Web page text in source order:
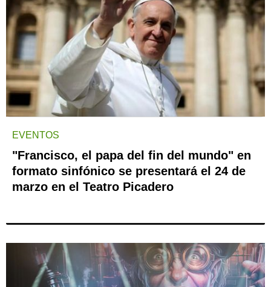
EVENTOS
"Francisco, el papa del fin del mundo" en
formato sinfónico se presentará el 24 de
marzo en el Teatro Picadero